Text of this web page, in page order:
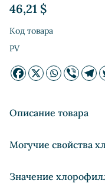
46,21 $
Код товара
PV
Описание товара
бактерий и
Останавливает
Могучие свойства
млекопитающие во
Значение